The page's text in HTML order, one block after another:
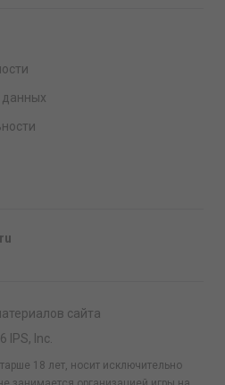
сайта
IPS, Inc.
18 лет, носит исключительно
данных